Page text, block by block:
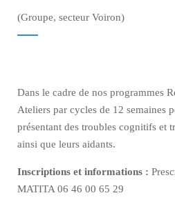
(Groupe, secteur Voiron)
Dans le cadre de nos programmes
Ateliers par cycles de 12 semaines
présentant des troubles cognitifs et
ainsi que leurs aidants.
Inscriptions et informations :
MATITA 06 46 00 65 29